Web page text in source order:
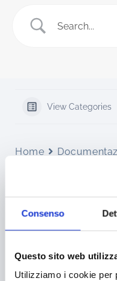
Consenso
Questo sito web
Utilizziamo i cookie per
View Categories
Home
COME